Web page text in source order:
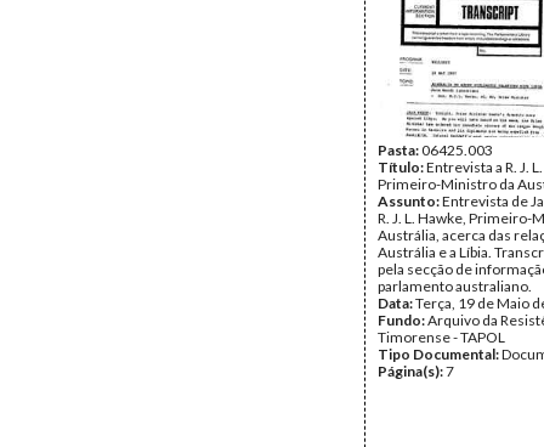
Pasta:06425.003
Título:Entrevista a R. J.
Primeiro-Ministro da
Assunto:Entrevista de
R. J. L. Hawke, Primeiro-
Austrália, acerca das
Austrália e a Líbia.
pela secção de
parlamento australiano.
Data:Terça, 19 de Maio
Fundo:Arquivo da
Timorense - TAPOL
Tipo Documental:
Página(s):7